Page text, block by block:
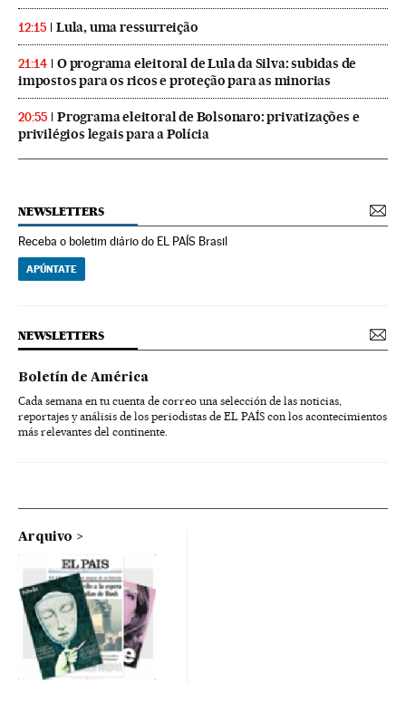
12:15 Lula, uma ressurreição
21:14
O programa eleitoral de Lula da Silva: subidas de
impostos para os ricos e proteção para as minorias
20:55
Programa eleitoral de Bolsonaro: privatizações e
privilégios legais para a Polícia
NEWSLETTERS
Receba o boletim diário do EL PAÍS Brasil
APÚNTATE
NEWSLETTERS
Boletín de América
Cada semana en tu cuenta de correo una selección de las noticias,
reportajes y análisis de los periodistas de EL PAÍS con los acontecimientos
más relevantes del continente.
Arquivo